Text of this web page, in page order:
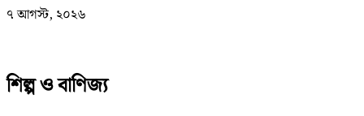
৭ আগস্ট, ২০২৬
শিল্প ও বাণিজ্য